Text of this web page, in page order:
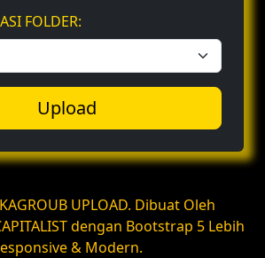
FOLDER:
Upload
UPLOAD. Dibuat Oleh
dengan Bootstrap 5 Lebih
& Modern.